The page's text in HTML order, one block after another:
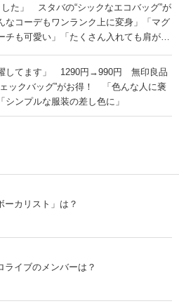
した」 スタバの“シックなエコバッグ”が
コーデもワンランク上に変身」「マグ
チも可愛い」「たくさん入れても肩が痛
躍してます」 1290円→990円 無印良品
ックバッグ”がお得！ 「色んな人に褒
シンプルな服装の差し色に」
ーカリスト」は？
ライブのメンバーは？